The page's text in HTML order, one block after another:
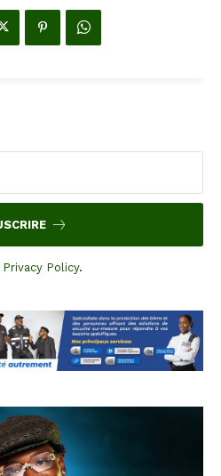
Privacy Policy.